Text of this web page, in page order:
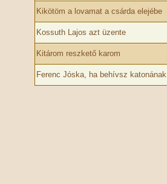
Kikötöm a lovamat a csárda elejébe
Kossuth Lajos azt üzente
Kitárom reszkető karom
Ferenc Jóska, ha behívsz katonának